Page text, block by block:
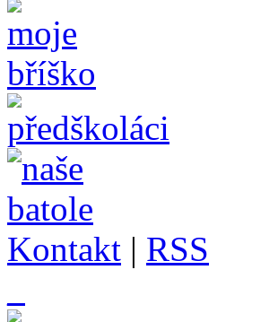
Kontakt | RSS